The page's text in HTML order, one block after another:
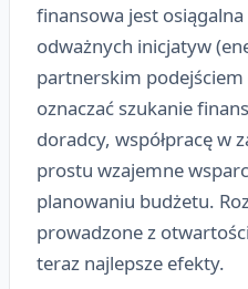
finansowa jest osiągalna
odważnych inicjatyw
partnerskim
oznaczać szukanie
doradcy, współpracę w
prostu wzajemne
planowaniu budżetu.
prowadzone z
teraz najlepsze efekty.